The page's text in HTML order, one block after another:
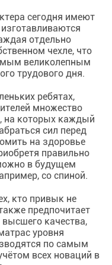
сегодня имеют
отдельно
чехле, что
великолепным
трудового дня.
ребятах,
множество
на которых каждый
сил перед
на здоровье
правильно
в будущем
со спиной.
кто привык не
предпочитает
качества,
уровня
по самым
всех новаций в